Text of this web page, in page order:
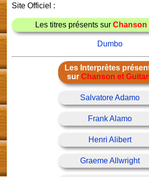
Site Officiel :
Les titres présents sur Chanson
Dumbo
Les Interprètes
sur Chanson et
Salvatore Adamo
Frank Alamo
Henri Alibert
Graeme Allwright